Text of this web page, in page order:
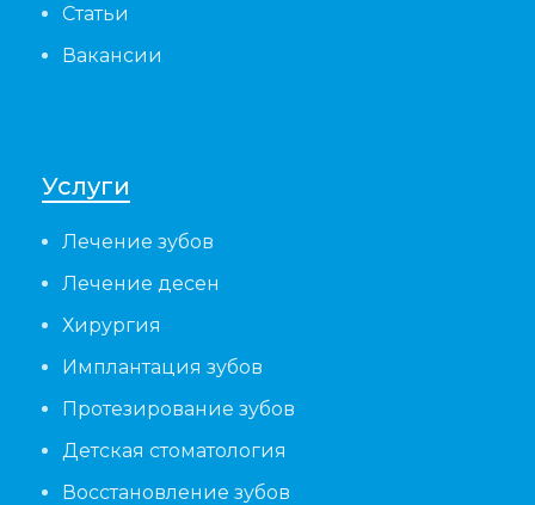
Статьи
Вакансии
Услуги
Лечение зубов
Лечение десен
Хирургия
Имплантация зубов
Протезирование зубов
Детская стоматология
Восстановление зубов